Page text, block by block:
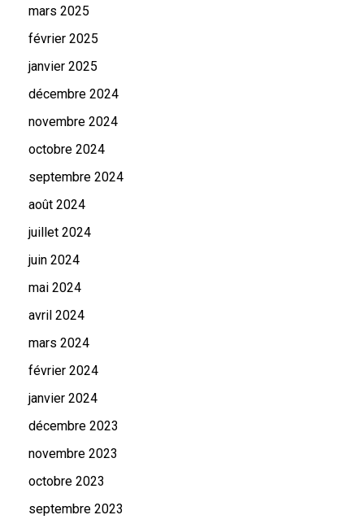
mars 2025
février 2025
janvier 2025
décembre 2024
novembre 2024
octobre 2024
septembre 2024
août 2024
juillet 2024
juin 2024
mai 2024
avril 2024
mars 2024
février 2024
janvier 2024
décembre 2023
novembre 2023
octobre 2023
septembre 2023